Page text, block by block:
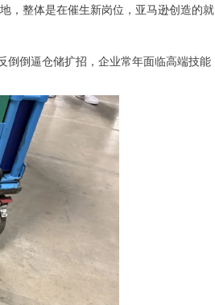
，整体是在催生新岗位，亚马逊创造的就
倒逼仓储扩招，企业常年面临高端技能